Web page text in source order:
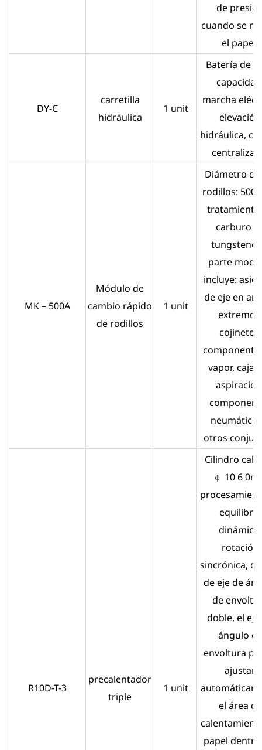
de
cuando se
el papel.
DY-C
carretilla
hidráulica
1 unit
Batería de
marcha
elevación
hidráulica,
MK－500A
Módulo de
cambio rápido
de rodillos
1 unit
Diámetro
rodillos: 500
tratamiento
carburo
tungsteno,
parte
incluye:
de eje en
extremos,
cojinetes,
vapor, cajas
otros
R10D-T-3
precalentador
triple
1 unit
Cilindro
￠ 10 6
equilibrio
dinámico,
rotación
sincrónica,
de eje de
de
doble, el eje
ángulo de
envoltura
ajustar
el área de
papel